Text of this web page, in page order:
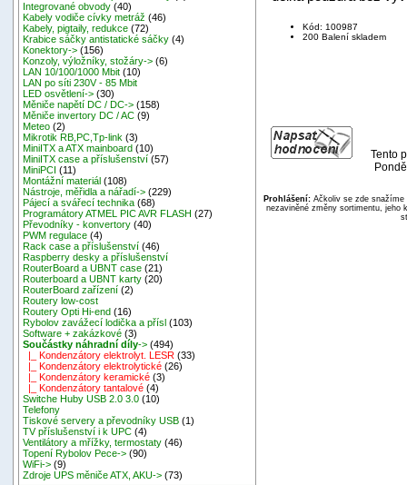
Integrované obvody (40)
Kabely vodiče cívky metráž (46)
Kabely, pigtaily, redukce (72)
Krabice sáčky antistatické sáčky (4)
Konektory-> (156)
Konzoly, výložníky, stožáry-> (6)
LAN 10/100/1000 Mbit (10)
LAN po síti 230V - 85 Mbit
LED osvětlení-> (30)
Měniče napětí DC / DC-> (158)
Měniče invertory DC / AC (9)
Meteo (2)
Mikrotik RB,PC,Tp-link (3)
MiniITX a ATX mainboard (10)
MiniITX case a příslušenství (57)
MiniPCI (11)
Montážní materiál (108)
Nástroje, měřidla a nářadí-> (229)
Pájecí a svářecí technika (68)
Programátory ATMEL PIC AVR FLASH (27)
Převodníky - konvertory (40)
PWM regulace (4)
Rack case a příslušenství (46)
Raspberry desky a příslušenství
RouterBoard a UBNT case (21)
Routerboard a UBNT karty (20)
RouterBoard zařízení (2)
Routery low-cost
Routery Opti Hi-end (16)
Rybolov zavážecí lodička a přísl (103)
Software + zakázkové (3)
Součástky náhradní díly-> (494)
|_ Kondenzátory elektrolyt. LESR (33)
|_ Kondenzátory elektrolytické (26)
|_ Kondenzátory keramické (3)
|_ Kondenzátory tantalové (4)
Switche Huby USB 2.0 3.0 (10)
Telefony
Tiskové servery a převodníky USB (1)
TV příslušenství i k UPC (4)
Ventilátory a mřížky, termostaty (46)
Topení Rybolov Pece-> (90)
WiFi-> (9)
Zdroje UPS měniče ATX, AKU-> (73)
Kód: 100987
200 Balení skladem
Tento
Prohlášení:Ačkoliv se zde snažíme
nezaviněné změny sortimentu, jeho